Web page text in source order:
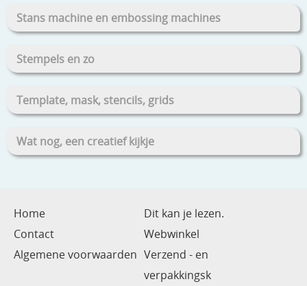
Stans machine en embossing machines
Stempels en zo
Template, mask, stencils, grids
Wat nog, een creatief kijkje
Home
Dit kan je lezen.
Contact
Webwinkel
Algemene voorwaarden Verzend - en
verpakkingsk